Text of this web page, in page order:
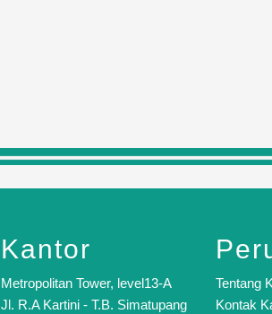
Kantor
Metropolitan Tower, level13-A
Jl. R.A Kartini - T.B. Simatupang
Tentang
Kontak